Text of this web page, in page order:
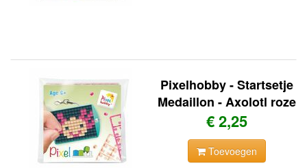
Pixelhobby - Startsetje
Medaillon - Axolotl roze
€ 2,25
Toevoegen